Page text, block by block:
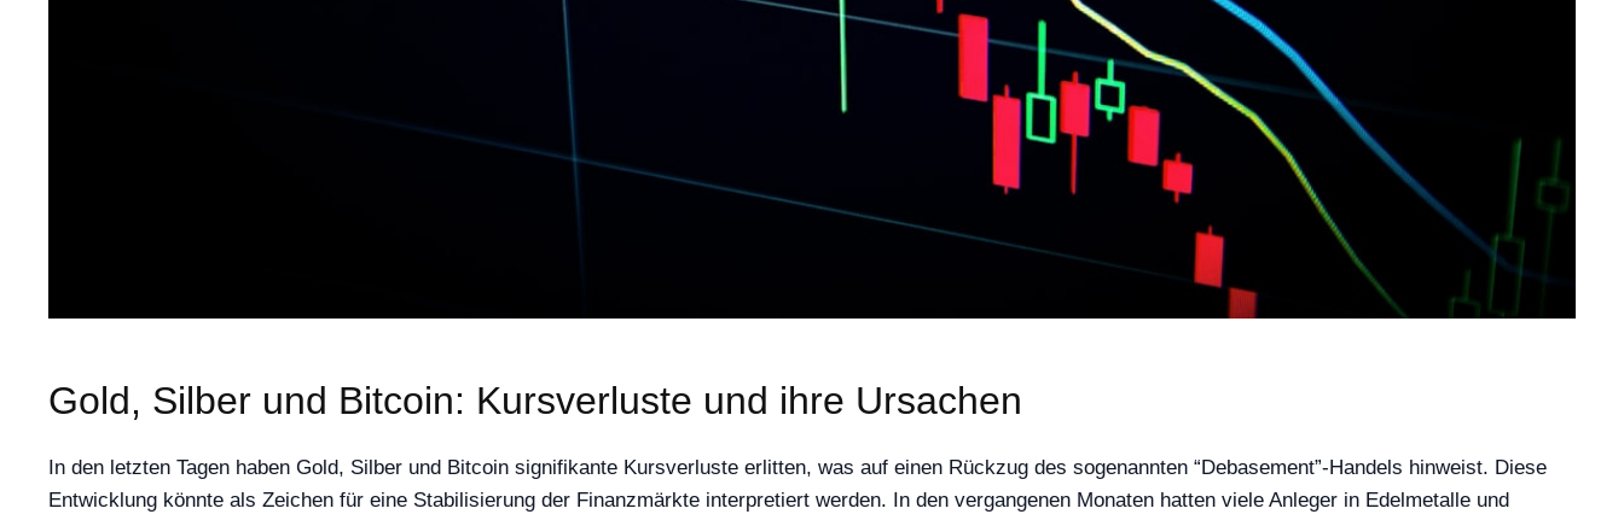
Gold, Silber und Bitcoin: Kursverluste und ihre Ursachen
In den letzten Tagen haben Gold, Silber und Bitcoin signifikante Kursverluste erlitten, was auf einen Rückzug des sogenannten “Debasement”-Handels hinweist. Diese
Entwicklung könnte als Zeichen für eine Stabilisierung der Finanzmärkte interpretiert werden. In den vergangenen Monaten hatten viele Anleger in Edelmetalle und